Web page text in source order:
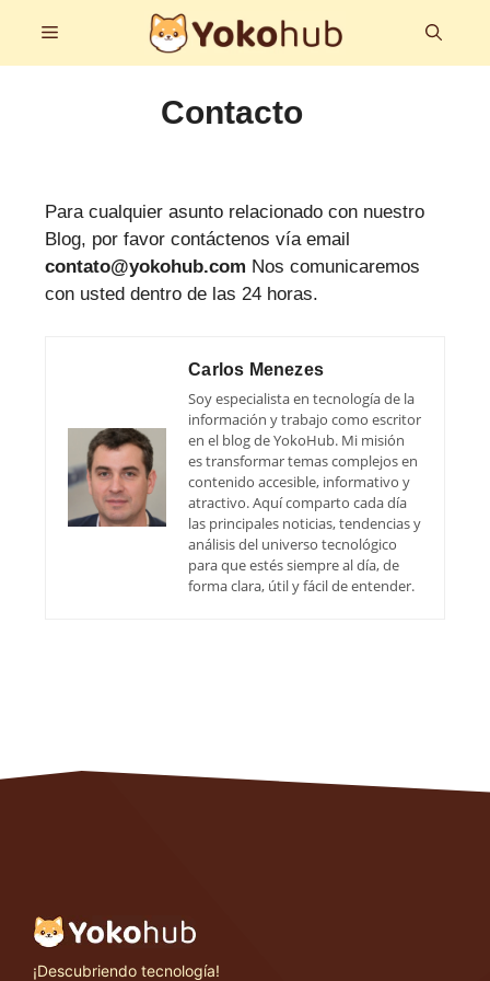
contenido
Menú
Contacto
Para cualquier asunto relacionado con nuestro
Blog, por favor contáctenos vía email
contato@yokohub.com Nos comunicaremos
con usted dentro de las 24 horas.
Carlos Menezes
Soy especialista en tecnología de la
información y trabajo como escritor
en el blog de YokoHub. Mi misión
es transformar temas complejos en
contenido accesible, informativo y
atractivo. Aquí comparto cada día
las principales noticias, tendencias y
análisis del universo tecnológico
para que estés siempre al día, de
forma clara, útil y fácil de entender.
¡Descubriendo tecnología!